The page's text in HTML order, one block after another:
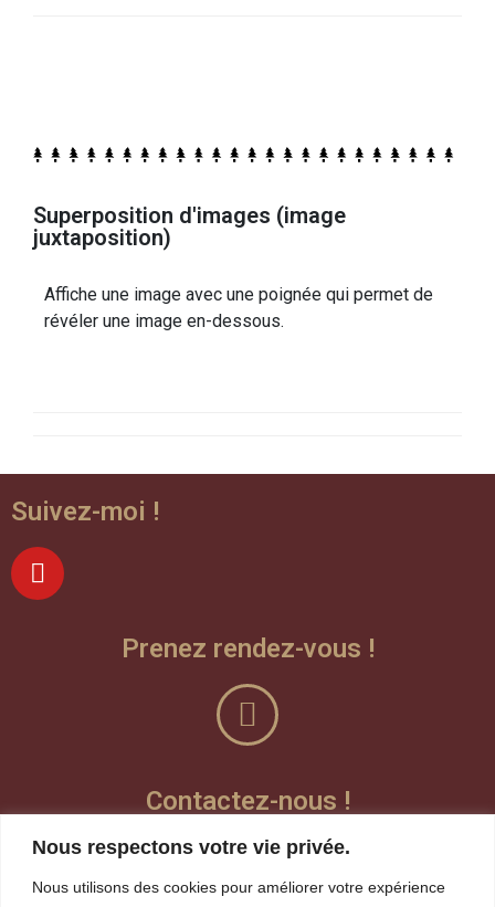
Nous respectons votre vie privée.
Nous utilisons des cookies pour améliorer votre expérience
Superposition d'images (image
juxtaposition)
Affiche une image avec une poignée qui permet de
révéler une image en-dessous.
Suivez-moi !
Prenez rendez-vous !
Contactez-nous !
Laisser un message vocal